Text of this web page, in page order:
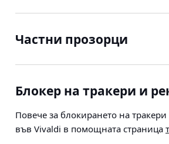
Частни прозорци
Блокер на тракери и
Повече за блокирането на
във Vivaldi в помощната страница